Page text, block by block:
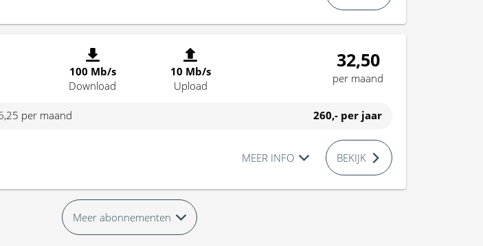
100 Mb/s
Download
10 Mb/s
Upload
32,50
per maand
per maand 260,- per jaar
MEER INFO BEKIJK
Meer abonnementen